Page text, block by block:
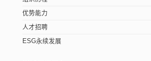
优势能力
人才招聘
ESG永续发展